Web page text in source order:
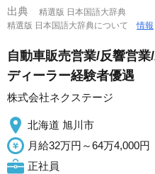
出典
精選版 日本国語大辞典
精選版 日本国語大辞典について情報
自動車販売営業/反響営
ディーラー経験者優遇
株式会社ネクステージ
北海道 旭川市
月給32万円～64万4,000円
正社員